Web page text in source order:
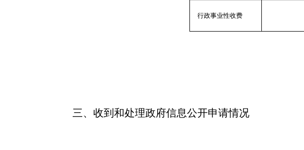
行政事业性收费
三、收到和处理政府信息公开申请情况